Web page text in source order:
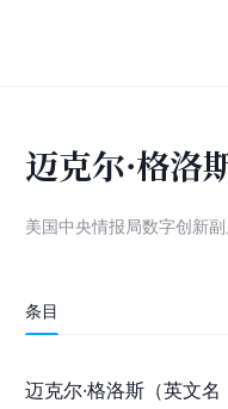
迈克尔·格洛
美国中央情报局数字创新
条目
迈克尔·格洛斯（英文名